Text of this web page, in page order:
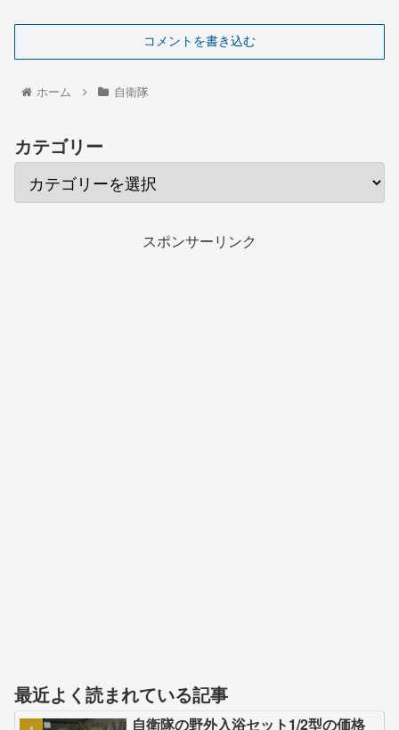
コメントを書き込む
ホーム 自衛隊
カテゴリー
スポンサーリンク
最近よく読まれている記事
自衛隊の野外入浴セット1/2型の価格